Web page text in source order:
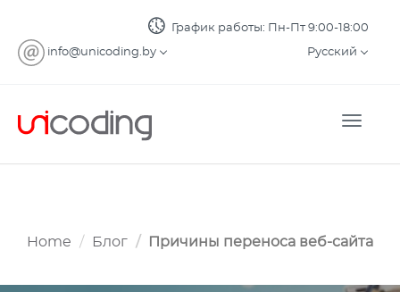
График работы: Пн-Пт 9:00-18:00
info@unicoding.by Русский
Toggle
Home Блог Причины переноса веб-сайта